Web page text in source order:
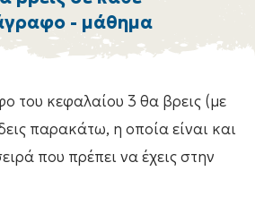
- μάθημα
του κεφαλαίου 3 θα βρεις (με
παρακάτω, η οποία είναι και
που πρέπει να έχεις στην